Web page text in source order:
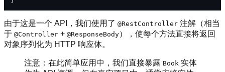
由于这是一个 API，我们使用了 @RestController 注解（相当
于 @Controller + @ResponseBody），使每个方法直接将返回
对象序列化为 HTTP 响应体。
注意：在此简单应用中，我们直接暴露 Book 实体